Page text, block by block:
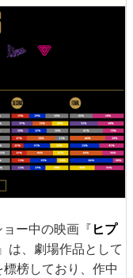
ー中の映画『ヒプ
』は、劇場作品として
榜しており、作中